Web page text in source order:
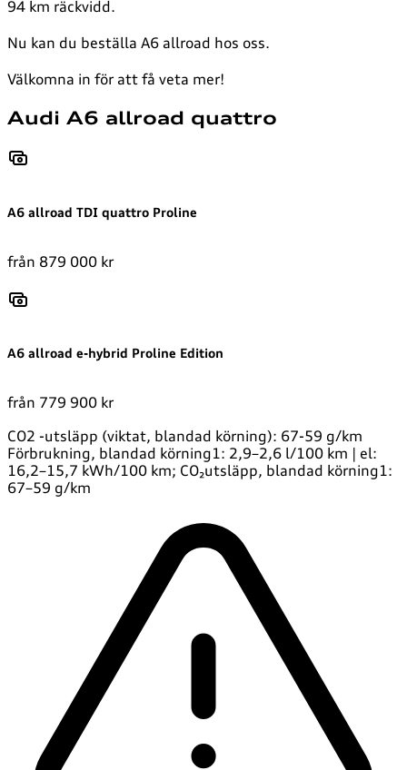
94 km räckvidd.
Nu kan du beställa A6 allroad hos oss.
Välkomna in för att få veta mer!
Audi A6 allroad quattro
A6 allroad TDI quattro Proline
från 879 000 kr
A6 allroad e-hybrid Proline Edition
från 779 900 kr
CO2 -utsläpp (viktat, blandad körning): 67-59 g/km
Förbrukning, blandad körning1: 2,9–2,6 l/100 km | el:
16,2–15,7 kWh/100 km; CO₂utsläpp, blandad körning1:
67–59 g/km